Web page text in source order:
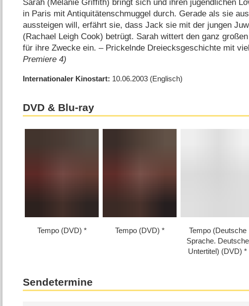
Sarah (Melanie Griffith) bringt sich und ihren jugendlichen
in Paris mit Antiquitätenschmuggel durch. Gerade als sie
aussteigen will, erfährt sie, dass Jack sie mit der jungen
(Rachael Leigh Cook) betrügt. Sarah wittert den ganz
für ihre Zwecke ein. – Prickelnde Dreiecksgeschichte mit
Premiere 4)
Internationaler Kinostart 10.06.2003 (Englisch)
DVD & Blu-ray
Tempo (DVD) Tempo (DVD)
Tempo (Deutsche
Sprache. Deutsche
Untertitel) (DVD)
Sendetermine